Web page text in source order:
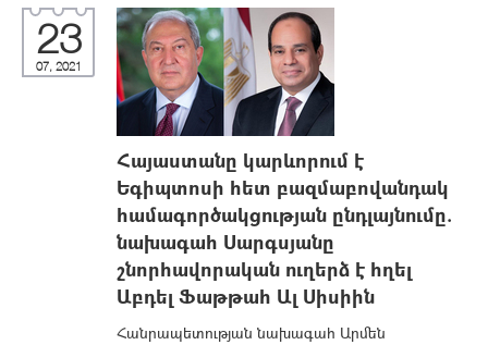
23
07, 2021
Հայաստանը կարևորում է
Եգիպտոսի հետ բազմաբովանդակ
համագործակցության ընդլայնումը.
նախագահ Սարգսյանը
շնորհավորական ուղերձ է հղել
Աբդել Ֆաթթահ Ալ Սիսիին
Հանրապետության նախագահ Արմեն